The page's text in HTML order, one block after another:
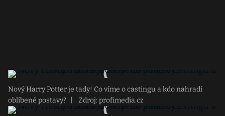
Nový Harry Potter je tady! Co víme o castingu a kdo nahradí
oblíbené postavy?
Zdroj: profimedia.cz